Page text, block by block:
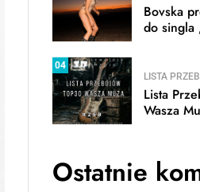
Bovska
do singla
04
LISTA
Lista
Wasza
Ostatnie